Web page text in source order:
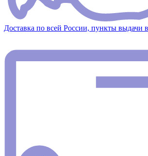
Доставка по всей России, пункты выдачи